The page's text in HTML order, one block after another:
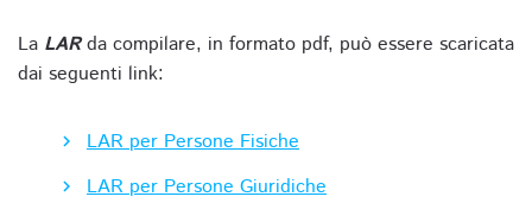
La LARda compilare, in formato pdf, può essere scaricata
dai seguenti link:
LAR per Persone Fisiche
LAR per Persone Giuridiche